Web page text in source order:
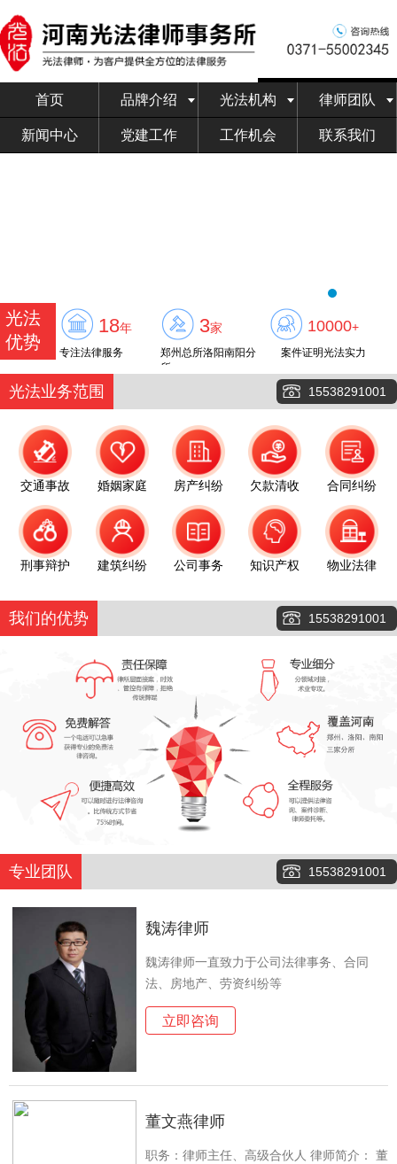
首页 品牌介绍 光法机构 律师团队
新闻中心 党建工作 工作机会 联系我们
光法
优势
18年
专注法律服务
3家
郑州总所洛阳南阳分
所
10000+
案件证明光法实力
光法业务范围 15538291001
交通事故 婚姻家庭 房产纠纷 欠款清收 合同纠纷
刑事辩护 建筑纠纷 公司事务 知识产权 物业法律
我们的优势 15538291001
专业团队 15538291001
魏涛律师
魏涛律师一直致力于公司法律事务、合同
法、房地产、劳资纠纷等
立即咨询
董文燕律师
职务：律师主任、高级合伙人 律师简介： 董